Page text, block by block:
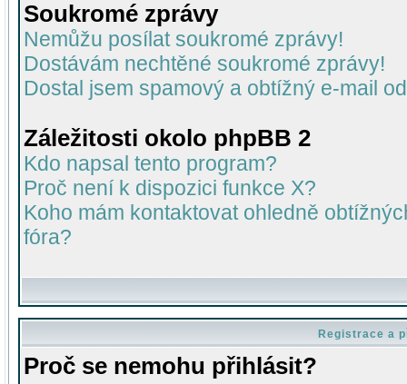
Soukromé zprávy
Nemůžu posílat soukromé zprávy!
Dostávám nechtěné soukromé zprávy!
Dostal jsem spamový a obtížný e-mail
Záležitosti okolo phpBB 2
Kdo napsal tento program?
Proč není k dispozici funkce X?
Koho mám kontaktovat ohledně
fóra?
Registrace a
Proč se nemohu přihlásit?